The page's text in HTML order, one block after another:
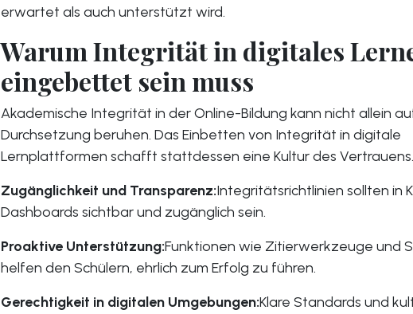
erwartet als auch unterstützt wird.
Warum Integrität in digitales
eingebettet sein muss
Akademische Integrität in der Online-Bildung kann nicht allein
Durchsetzung beruhen. Das Einbetten von Integrität in digitale
Lernplattformen schafft stattdessen eine Kultur des Vertrauens.
Zugänglichkeit und Transparenz:Integritätsrichtlinien sollten in
Dashboards sichtbar und zugänglich sein.
Proaktive Unterstützung:Funktionen wie Zitierwerkzeuge und
helfen den Schülern, ehrlich zum Erfolg zu führen.
Gerechtigkeit in digitalen Umgebungen:Klare Standards und